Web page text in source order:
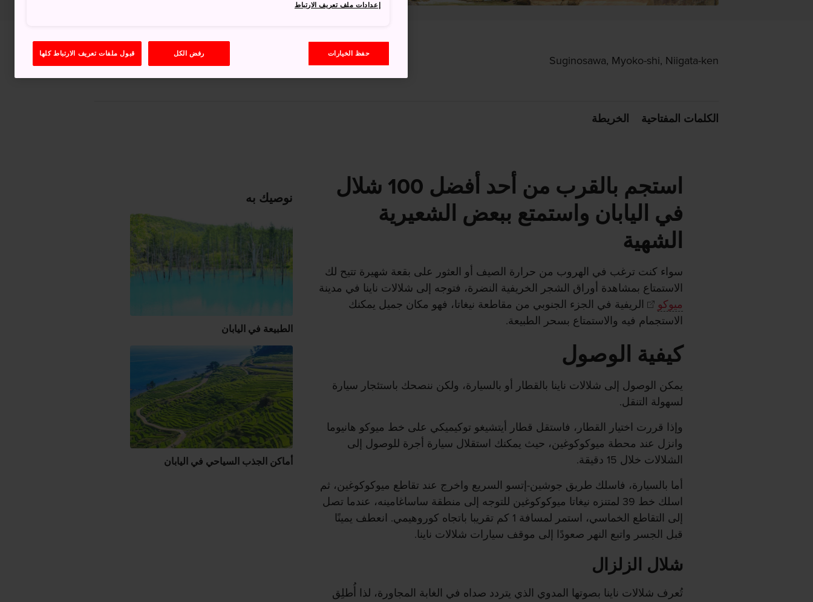
Suginosawa, Myoko-shi, Niigata-ken
عرض على خرائط غوغل (Google Maps)
الكلمات المفتاحية الخريطة
استجم بالقرب من أحد أفضل 100 شلال
في اليابان واستمتع ببعض الشعيرية
الشهية
سواء كنت ترغب في الهروب من حرارة الصيف أو العثور على بقعة شهيرة تتيح لك
الاستمتاع بمشاهدة أوراق الشجر الخريفية النضرة، فتوجه إلى شلالات ناينا في مدينة
ميوكو
الريفية في الجزء الجنوبي من مقاطعة نيغاتا، فهو مكان جميل يمكنك
الاستجمام فيه والاستمتاع بسحر الطبيعة.
كيفية الوصول
يمكن الوصول إلى شلالات ناينا بالقطار أو بالسيارة، ولكن ننصحك باستئجار سيارة
لسهولة التنقل.
وإذا قررت اختيار القطار، فاستقل قطار أيتشيغو توكيميكي على خط ميوكو هانيوما
وانزل عند محطة ميوكوكوغين، حيث يمكنك استقلال سيارة أجرة للوصول إلى
الشلالات خلال 15 دقيقة.
أما بالسيارة، فاسلك طريق جوشين-إتسو السريع واخرج عند تقاطع ميوكوكوغين، ثم
اسلك خط 39 لمتنزه نيغاتا ميوكوكوغين للتوجه إلى منطقة ساساغامينه، عندما تصل
إلى التقاطع الخماسي، استمر لمسافة 1 كم تقريبا باتجاه كوروهيمي. انعطف يمينًا
قبل الجسر واتبع النهر صعودًا إلى موقف سيارات شلالات ناينا.
شلال الزلزال
تُعرف شلالات ناينا بصوتها المدوي الذي يتردد صداه في الغابة المجاورة، لذا أُطلِق
نوصيك به
الطبيعة في اليابان
أماكن الجذب السياحي في اليابان
إعدادات ملف تعريف الارتباط
حفظ الخيارات رفض الكل قبول ملفات تعريف الارتباط كلها